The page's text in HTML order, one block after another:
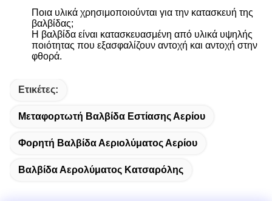
Ποια υλικά χρησιμοποιούνται για την κατασκευή της
βαλβίδας;
Η βαλβίδα είναι κατασκευασμένη από υλικά υψηλής
ποιότητας που εξασφαλίζουν αντοχή και αντοχή στην
φθορά.
Ετικέτες:
Μεταφορτωτή Βαλβίδα Εστίασης Αερίου
Φορητή Βαλβίδα Αεριολύματος Αερίου
Βαλβίδα Αερολύματος Κατσαρόλης